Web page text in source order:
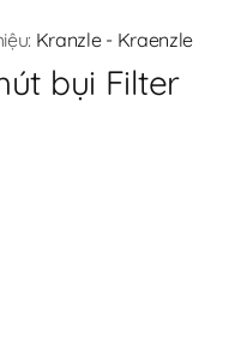
Kranzle - Kraenzle
bụi Filter